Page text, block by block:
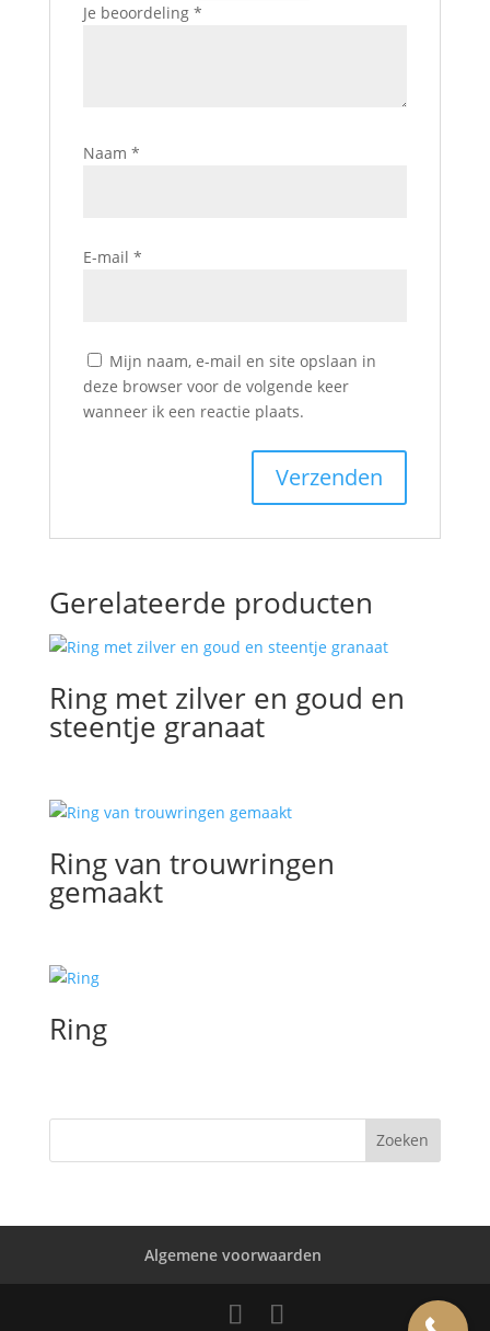
Je beoordeling *
Naam *
E-mail *
Mijn naam, e-mail en site opslaan in
deze browser voor de volgende keer
wanneer ik een reactie plaats.
Gerelateerde producten
Ring met zilver en goud en
steentje granaat
Ring van trouwringen
gemaakt
Ring
Algemene voorwaarden